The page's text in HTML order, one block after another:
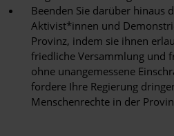
Beenden Sie darüber hinaus
Aktivist*innen und
Provinz, indem sie ihnen
friedliche Versammlung und
ohne unangemessene
fordere Ihre Regierung
Menschenrechte in der